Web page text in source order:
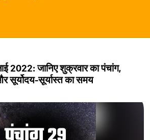
2022: जानिए शुक्रवार का पंचांग,
सूर्योदय-सूर्यास्त का समय